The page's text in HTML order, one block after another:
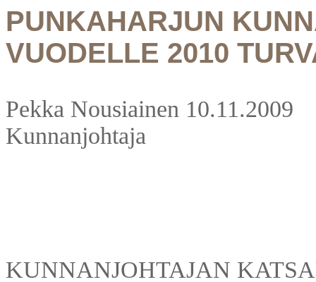
PUNKAHARJUN
VUODELLE 2010
Pekka Nousiainen 10.11.2009
Kunnanjohtaja
KUNNANJOHTAJAN